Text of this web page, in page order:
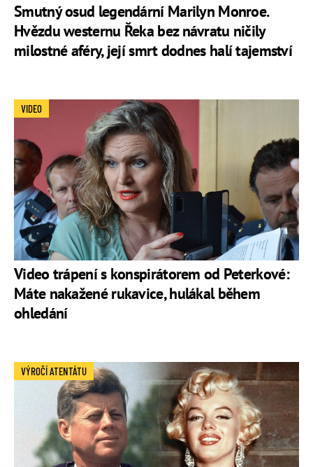
Smutný osud legendární Marilyn Monroe.
Hvězdu westernu Řeka bez návratu ničily
milostné aféry, její smrt dodnes halí tajemství
Video trápení s konspirátorem od Peterkové:
Máte nakažené rukavice, hulákal během
ohledání
VIDEO
VÝROČÍ ATENTÁTU